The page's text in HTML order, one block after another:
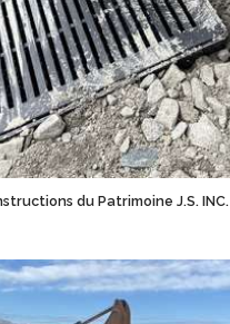
Sauvegarder
du Patrimoine J.S. INC.